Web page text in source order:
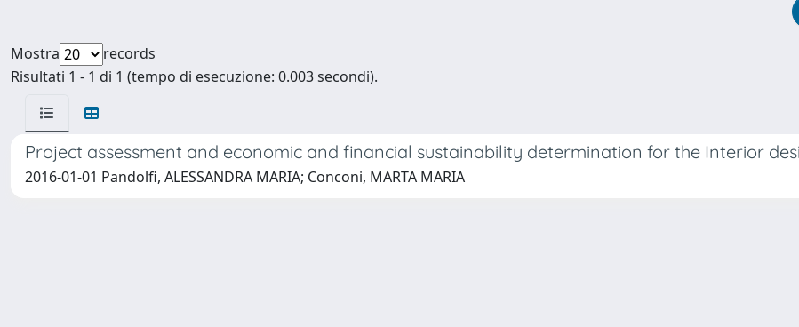
Mostra
records
Risultati 1 - 1 di 1 (tempo di esecuzione: 0.003 secondi).
Project assessment and economic and financial sustainability determination for the Interior
2016-01-01 Pandolfi, ALESSANDRA MARIA; Conconi, MARTA MARIA